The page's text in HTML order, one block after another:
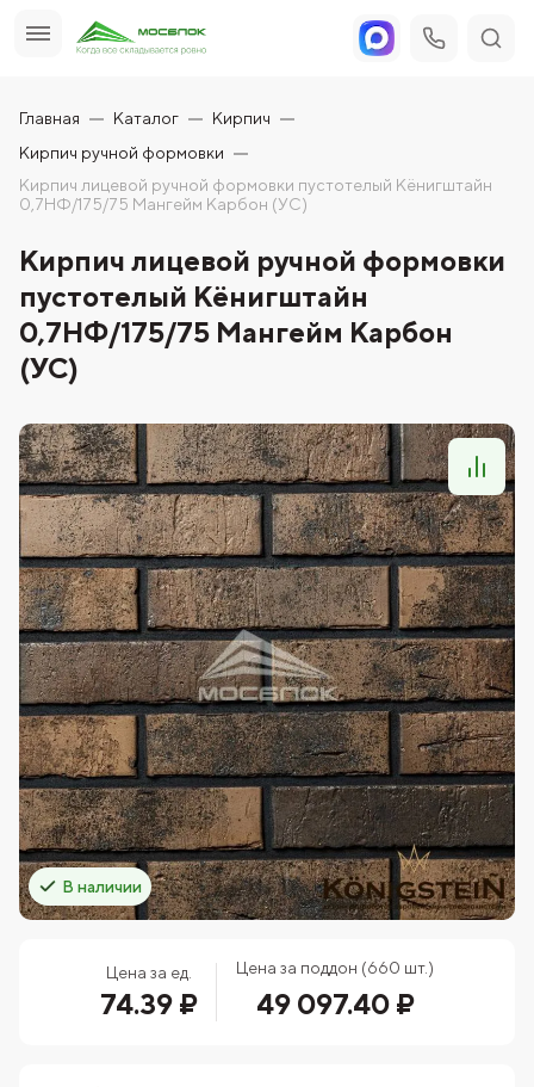
Главная Каталог
Кирпич
Кирпич ручной формовки
Кирпич лицевой ручной формовки пустотелый Кёнигштайн
0,7НФ/175/75 Мангейм Карбон (УС)
Кирпич лицевой ручной формовки
пустотелый Кёнигштайн
0,7НФ/175/75 Мангейм Карбон
(УС)
В наличии
Цена за ед.
74.39 ₽
Цена за поддон (660 шт.)
49 097.40 ₽